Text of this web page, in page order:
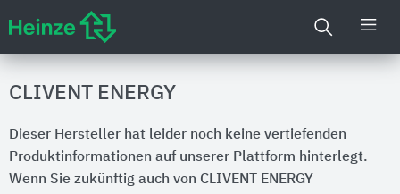
CLIVENT ENERGY
Dieser Hersteller hat leider noch keine vertiefenden
Produktinformationen auf unserer Plattform hinterlegt.
Wenn Sie zukünftig auch von CLIVENT ENERGY